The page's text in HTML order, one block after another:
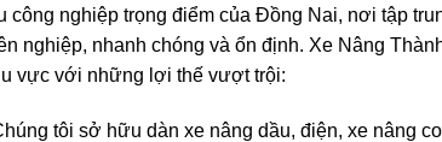
công nghiệp trọng điểm của Đồng Nai, nơi tập
nghiệp, nhanh chóng và ổn định. Xe Nâng
vực với những lợi thế vượt trội:
tôi sở hữu dàn xe nâng dầu, điện, xe nâng